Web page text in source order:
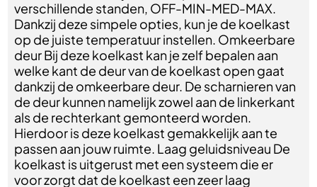
verschillende standen, OFF-MIN-MED-MAX.
Dankzij deze simpele opties, kun je de koelkast
op de juiste temperatuur instellen. Omkeerbare
deur Bij deze koelkast kan je zelf bepalen aan
welke kant de deur van de koelkast open gaat
dankzij de omkeerbare deur. De scharnieren van
de deur kunnen namelijk zowel aan de linkerkant
als de rechterkant gemonteerd worden.
Hierdoor is deze koelkast gemakkelijk aan te
passen aan jouw ruimte. Laag geluidsniveau De
koelkast is uitgerust met een systeem die er
voor zorgt dat de koelkast een zeer laag